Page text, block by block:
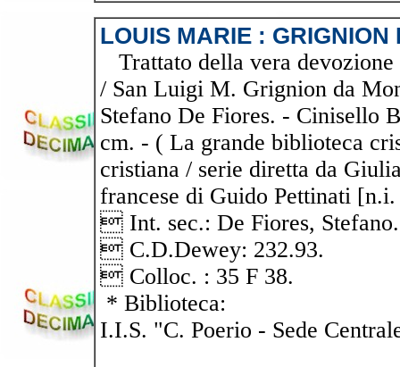
LOUIS MARIE : GRIGNION
Trattato della vera
/ San Luigi M. Grignion da
Stefano De Fiores. - Cinisello
cm. - ( La grande biblioteca
cristiana / serie diretta da
francese di Guido Pettinati
 Int. sec.: De Fiores, Stefano.
 C.D.Dewey: 232.93.
 Colloc. : 35 F 38.
* Biblioteca:
I.I.S. "C. Poerio - Sede